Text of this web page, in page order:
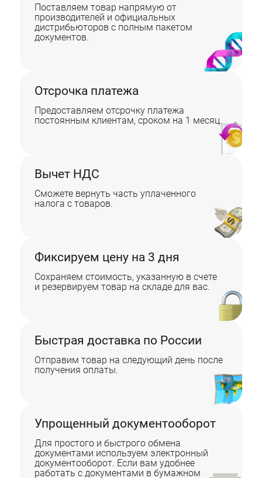
Поставляем товар напрямую от
производителей и официальных
дистрибьюторов с полным пакетом
документов.
Отсрочка платежа
Предоставляем отсрочку платежа
постоянным клиентам, сроком на 1 месяц.
Вычет НДС
Сможете вернуть часть уплаченного
налога с товаров.
Фиксируем цену на 3 дня
Сохраняем стоимость, указанную в счете
и резервируем товар на складе для вас.
Быстрая доставка по России
Отправим товар на следующий день после
получения оплаты.
Упрощенный документооборот
Для простого и быстрого обмена
документами используем электронный
документооборот. Если вам удобнее
работать с документами в бумажном